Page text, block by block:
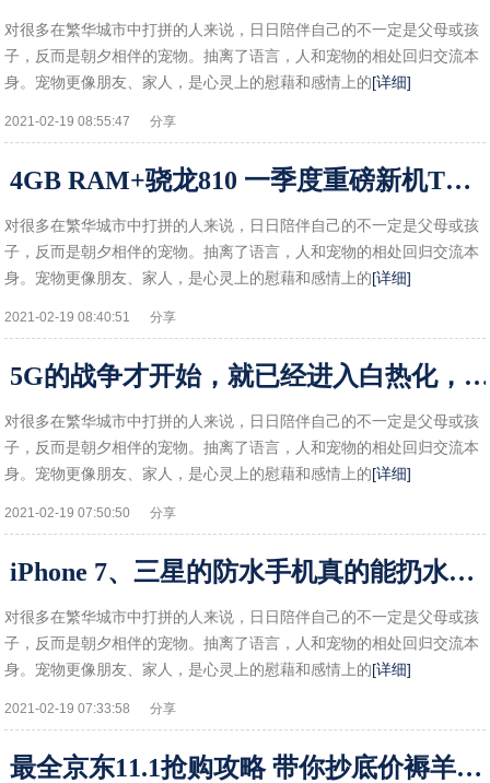
对很多在繁华城市中打拼的人来说，日日陪伴自己的不一定是父母或孩
子，反而是朝夕相伴的宠物。抽离了语言，人和宠物的相处回归交流本
身。宠物更像朋友、家人，是心灵上的慰藉和感情上的[详细]
2021-02-19 08:55:47 分享
4GB RAM+骁龙810 一季度重磅新机TOP10!
对很多在繁华城市中打拼的人来说，日日陪伴自己的不一定是父母或孩
子，反而是朝夕相伴的宠物。抽离了语言，人和宠物的相处回归交流本
身。宠物更像朋友、家人，是心灵上的慰藉和感情上的[详细]
2021-02-19 08:40:51 分享
5G的战争才开始，就已经进入白热化，明年5G手机进入千元时代!
对很多在繁华城市中打拼的人来说，日日陪伴自己的不一定是父母或孩
子，反而是朝夕相伴的宠物。抽离了语言，人和宠物的相处回归交流本
身。宠物更像朋友、家人，是心灵上的慰藉和感情上的[详细]
2021-02-19 07:50:50 分享
iPhone 7、三星的防水手机真的能扔水里吗!
对很多在繁华城市中打拼的人来说，日日陪伴自己的不一定是父母或孩
子，反而是朝夕相伴的宠物。抽离了语言，人和宠物的相处回归交流本
身。宠物更像朋友、家人，是心灵上的慰藉和感情上的[详细]
2021-02-19 07:33:58 分享
最全京东11.1抢购攻略 带你抄底价褥羊毛停不下来!